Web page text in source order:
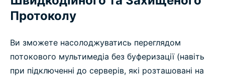
Протоколу
Ви зможете насолоджуватись переглядом
потокового мультимедіа без буферизації (навіть
при підключенні до серверів, які розташовані на